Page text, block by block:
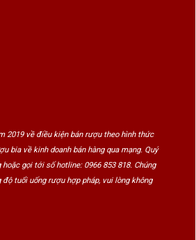
2019 về điều kiện bán rượu theo hình thức
bia về kinh doanh bán hàng qua mạng. Quý
gọi tới số hotline: 0966 853 818. Chúng
tuổi uống rượu hợp pháp, vui lòng không